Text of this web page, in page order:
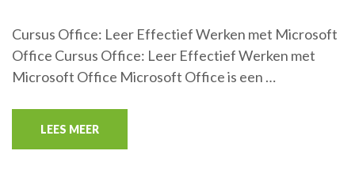
Cursus Office: Leer Effectief Werken met Microsoft
Office Cursus Office: Leer Effectief Werken met
Microsoft Office Microsoft Office is een …
LEES MEER